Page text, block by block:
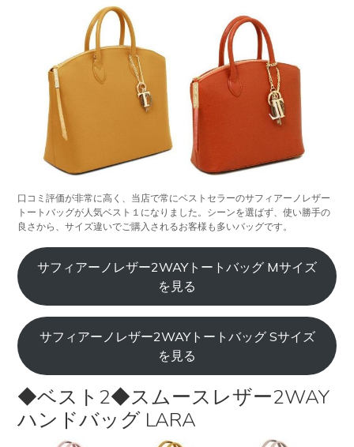
口コミ評価が非常に高く、当店で常にベストセラーのサフィアーノレザー
トートバッグが人気ベスト１になりました。シーンを選ばず、使い勝手の
良さから、サイズ違いでご購入されるお客様も多いバッグです。
サフィアーノレザー2WAYトートバッグ Mサイズ
を見る
サフィアーノレザー2WAYトートバッグ Sサイズ
を見る
◆ベスト2◆スムースレザー2WAY
ハンドバッグ LARA